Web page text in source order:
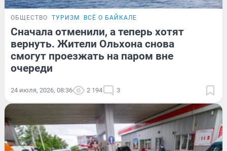
ОБЩЕСТВО ТУРИЗМ ВСЁ О БАЙКАЛЕ
Сначала отменили, а теперь хотят
вернуть. Жители Ольхона снова
смогут проезжать на паром вне
очереди
24 июля, 2026, 08:36 2 194 3